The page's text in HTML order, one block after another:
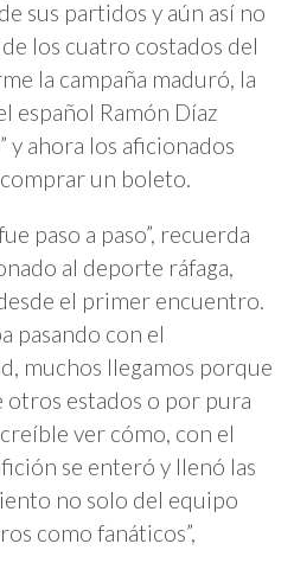
sus partidos y aún así no
los cuatro costados del
la campaña maduró, la
español Ramón Díaz
y ahora los aficionados
un boleto.
paso a paso”, recuerda
al deporte ráfaga,
el primer encuentro.
pasando con el
muchos llegamos porque
otros estados o por pura
ver cómo, con el
se enteró y llenó las
no solo del equipo
como fanáticos”,